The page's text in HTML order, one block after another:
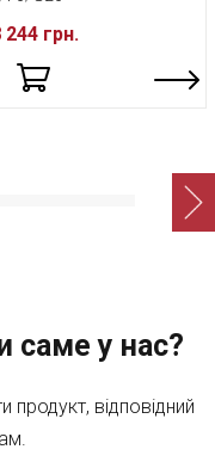
244 грн.
саме у нас?
продукт, відповідний